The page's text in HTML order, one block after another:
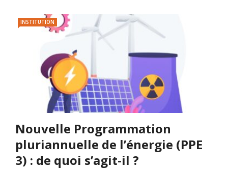
INSTITUTION
Nouvelle Programmation
pluriannuelle de l’énergie (PPE
3) : de quoi s’agit-il ?